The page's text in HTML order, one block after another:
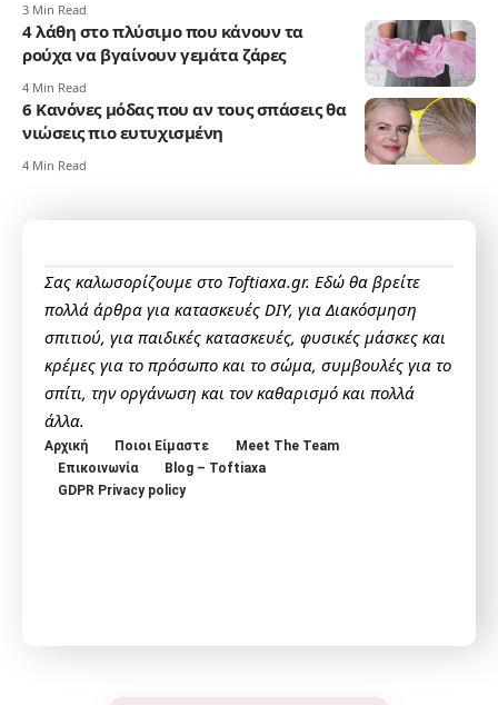
3 Min Read
4 λάθη στο πλύσιμο που κάνουν τα
ρούχα να βγαίνουν γεμάτα ζάρες
4 Min Read
6 Κανόνες μόδας που αν τους σπάσεις θα
νιώσεις πιο ευτυχισμένη
4 Min Read
Σας καλωσορίζουμε στο Toftiaxa.gr. Εδώ θα βρείτε
πολλά άρθρα για κατασκευές DIY, για Διακόσμηση
σπιτιού, για παιδικές κατασκευές, φυσικές μάσκες και
κρέμες για το πρόσωπο και το σώμα, συμβουλές για το
σπίτι, την οργάνωση και τον καθαρισμό και πολλά
άλλα.
Αρχική Ποιοι Είμαστε
Meet The Team
Επικοινωνία
Blog – Toftiaxa
GDPR Privacy policy